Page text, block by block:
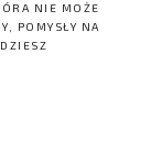
NIE MOŻE
POMYSŁY NA